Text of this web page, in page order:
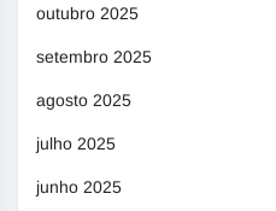
outubro 2025
setembro 2025
agosto 2025
julho 2025
junho 2025